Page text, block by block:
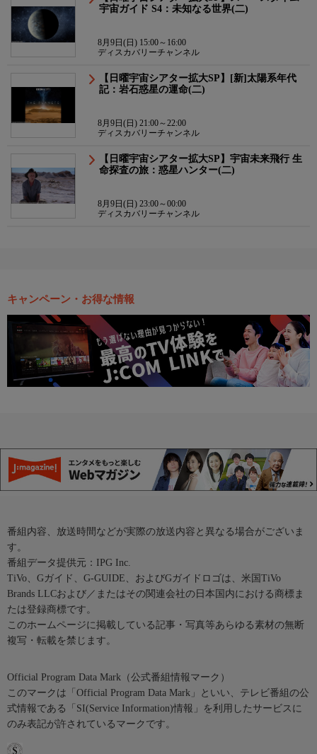
宇宙ガイド S4：未知なる世界(二)
8月9日(日) 15:00～16:00
ディスカバリーチャンネル
【日曜宇宙シアター拡大SP】[新]太陽系年代
記：岩石惑星の運命(二)
8月9日(日) 21:00～22:00
ディスカバリーチャンネル
【日曜宇宙シアター拡大SP】宇宙未来飛行 生
命探査の旅：惑星ハンター(二)
8月9日(日) 23:00～00:00
ディスカバリーチャンネル
キャンペーン・お得な情報
番組内容、放送時間などが実際の放送内容と異なる場合がございま
す。
番組データ提供元：IPG Inc.
TiVo、Gガイド、G-GUIDE、およびGガイドロゴは、米国TiVo
Brands LLCおよび／またはその関連会社の日本国内における商標ま
たは登録商標です。
このホームページに掲載している記事・写真等あらゆる素材の無断
複写・転載を禁じます。
Official Program Data Mark（公式番組情報マーク）
このマークは「Official Program Data Mark」といい、テレビ番組の公
式情報である「SI(Service Information)情報」を利用したサービスに
のみ表記が許されているマークです。